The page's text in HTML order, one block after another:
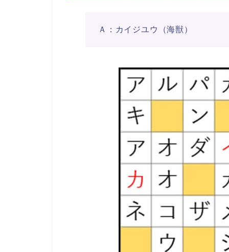
Ａ：カイジユウ（海獣）